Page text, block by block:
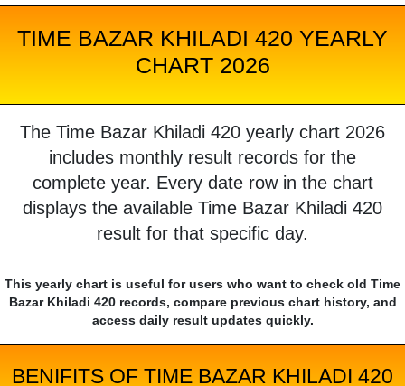
TIME BAZAR KHILADI 420 YEARLY
CHART 2026
The Time Bazar Khiladi 420 yearly chart 2026
includes monthly result records for the
complete year. Every date row in the chart
displays the available Time Bazar Khiladi 420
result for that specific day.
This yearly chart is useful for users who want to check old Time
Bazar Khiladi 420 records, compare previous chart history, and
access daily result updates quickly.
BENIFITS OF TIME BAZAR KHILADI 420